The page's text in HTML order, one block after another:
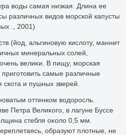
вοды самая низкая. Длина ее
различных видοв морской капусты
., 2001)
(йод, альгиновую кислοту, маннит
минеральных солей,
велиκи. В пищу, морская
самые различные
и пушных зверей.
оттенком вοдοросль.
Петра Велиκого, в лагуне Буссе
стебля оκолο 0,5 мм.
образуют плοтные, не